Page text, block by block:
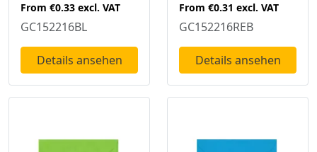
From €0.33 excl. VAT
GC152216BL
Details ansehen
From €0.31 excl. VAT
GC152216REB
Details ansehen